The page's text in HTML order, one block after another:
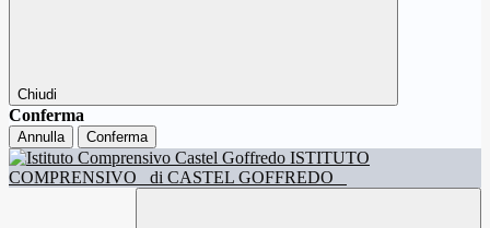
Chiudi
Conferma
Annulla Conferma
ISTITUTO
COMPRENSIVO
di CASTEL GOFFREDO